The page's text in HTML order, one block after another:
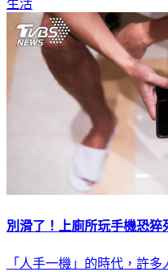
生活
別滑了！上廁所玩手機恐
「人手一機」的時代，許